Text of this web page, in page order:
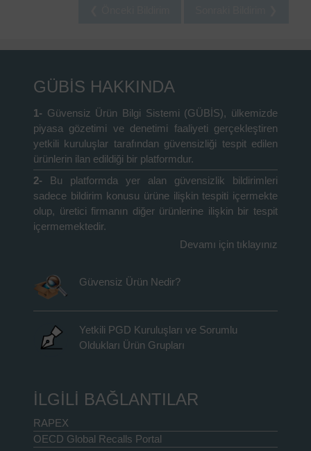
GÜBİS HAKKINDA
1- Güvensiz Ürün Bilgi Sistemi (GÜBİS), ülkemizde
piyasa gözetimi ve denetimi faaliyeti gerçekleştiren
yetkili kuruluşlar tarafından güvensizliği tespit edilen
ürünlerin ilan edildiği bir platformdur.
2-
Bu platformda yer alan güvensizlik bildirimleri
sadece bildirim konusu ürüne ilişkin tespiti içermekte
olup, üretici firmanın diğer ürünlerine ilişkin bir tespit
içermemektedir.
Devamı için tıklayınız
Güvensiz Ürün Nedir?
Yetkili PGD Kuruluşları ve Sorumlu
Oldukları Ürün Grupları
İLGİLİ BAĞLANTILAR
RAPEX
OECD Global Recalls Portal